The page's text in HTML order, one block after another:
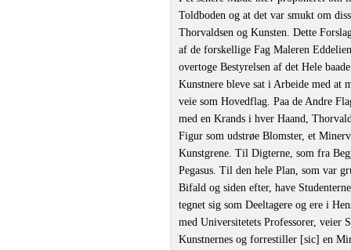
Toldboden og at det var smukt om
Thorvaldsen og Kunsten. Dette
af de forskellige Fag Maleren
overtoge Bestyrelsen af det Hele
Kunstnere bleve sat i Arbeide med at
veie som Hovedflag. Paa de Andre
med en Krands i hver Haand,
Figur som udstrøe Blomster, et
Kunstgrene. Til Digterne, som fra
Pegasus. Til den hele Plan, som var
Bifald og siden efter, have
tegnet sig som Deeltagere og ere i
med Universitetets Professorer, veier
Kunstnernes og forrestiller [sic] en